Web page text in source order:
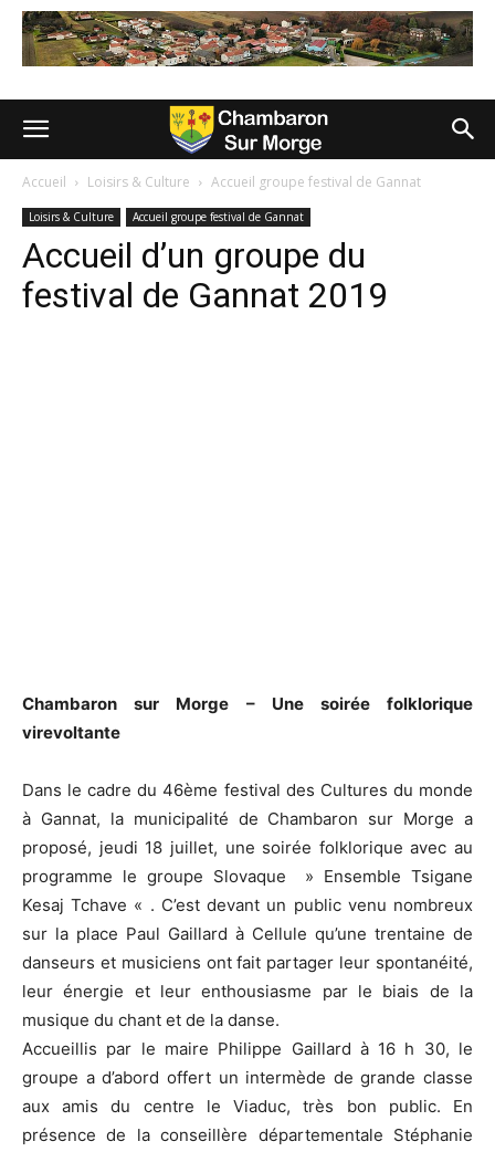
Accueil Loisirs & Culture Accueil groupe festival de Gannat
Loisirs & Culture Accueil groupe festival de Gannat
Accueil d’un groupe du
festival de Gannat 2019
Chambaron sur Morge – Une soirée
folklorique
virevoltante
Dans le cadre du 46ème festival des Cultures du monde
à Gannat, la municipalité de Chambaron sur Morge a
proposé, jeudi 18 juillet, une soirée folklorique avec au
programme le groupe Slovaque » Ensemble Tsigane
Kesaj Tchave « . C’est devant un public venu nombreux
sur la place Paul Gaillard à Cellule qu’une trentaine de
danseurs et musiciens ont fait partager leur spontanéité,
leur énergie et leur enthousiasme par le biais de la
musique du chant et de la danse.
Accueillis par le maire Philippe Gaillard à 16 h 30, le
groupe a d’abord offert un intermède de grande classe
aux amis du centre le Viaduc, très bon public. En
présence de la conseillère départementale Stéphanie